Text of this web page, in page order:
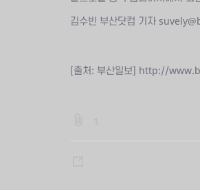
김수빈 부산닷컴 기자
[출처: 부산일보] http://